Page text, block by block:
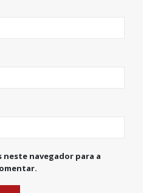
neste navegador para a